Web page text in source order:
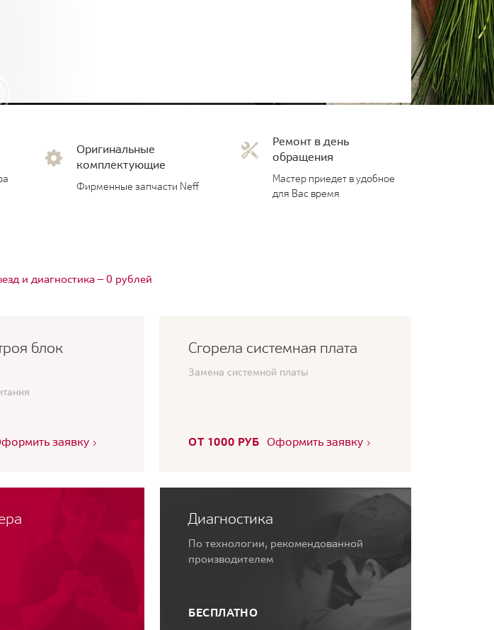
Оригинальные
комплектующие
Фирменные запчасти Neff
Ремонт в день
обращения
Мастер приедет в удобное
для Вас время
и диагностика — 0 рублей
блок
заявку
Сгорела системная плата
Замена системной платы
ОТ 1000 РУБ Оформить заявку
Диагностика
По технологии, рекомендованной
производителем
БЕСПЛАТНО